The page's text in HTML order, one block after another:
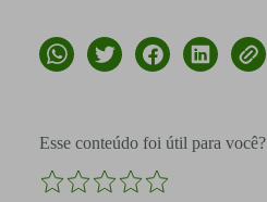
Esse conteúdo foi útil para você?